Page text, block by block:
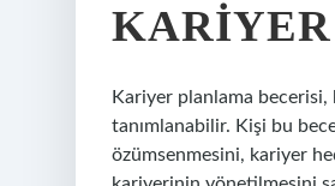
Kariyer planlama
tanımlanabilir. Kişi bu
özümsenmesini, kariyer